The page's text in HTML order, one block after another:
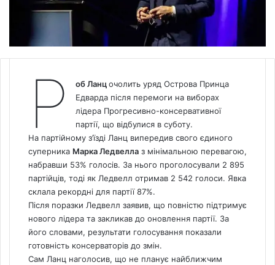
Р об Ланцочолить уряд Острова Принца
Едварда після перемоги на виборах
лідера Прогресивно-консервативної
партії, що відбулися в суботу.
На партійному з’їзді Ланц випередив свого єдиного
суперника Марка Ледвелла з мінімальною перевагою,
набравши 53% голосів. За нього проголосували 2 895
партійців, тоді як Ледвелл отримав 2 542 голоси. Явка
склала рекордні для партії 87%.
Після поразки Ледвелл заявив, що повністю підтримує
нового лідера та закликав до оновлення партії. За
його словами, результати голосування показали
готовність консерваторів до змін.
Сам Ланц наголосив, що не планує найближчим